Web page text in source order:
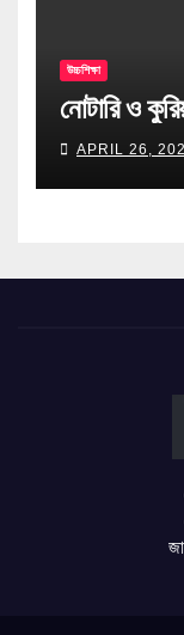
উচ্চশিক্ষা
নোটারি ও
APRIL 26,